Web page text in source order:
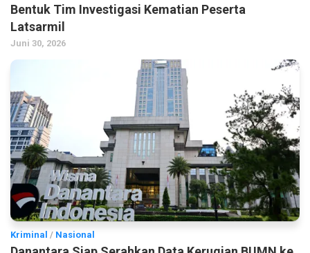
Bentuk Tim Investigasi Kematian Peserta
Latsarmil
Juni 30, 2026
Kriminal / Nasional